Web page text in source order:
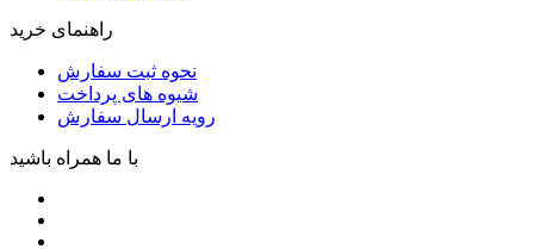
راهنمای خرید
نحوه ثبت سفارش
شیوه های پرداخت
رویه ارسال سفارش
با ما همراه باشید